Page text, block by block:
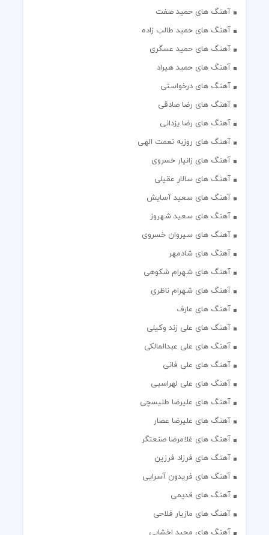
آهنگ های حمید صفت
آهنگ های حمید طالب زاده
آهنگ های حمید عسگری
آهنگ های حمید هیراد
آهنگ های درخواستی
آهنگ های رضا صادقی
آهنگ های رضا یزدانی
آهنگ های روزبه نعمت الهی
آهنگ های زانیار خسروی
آهنگ های سالار عقیلی
آهنگ های سعید آسایش
آهنگ های سعید شهروز
آهنگ های سیروان خسروی
آهنگ های شادمهر
آهنگ های شهرام شکوهی
آهنگ های شهرام ناظری
آهنگ های عارف
آهنگ های علی زند وکیلی
آهنگ های علی عبدالمالکی
آهنگ های علی فانی
آهنگ های علی لهراسبی
آهنگ های علیرضا طلیسچی
آهنگ های علیرضا عصار
آهنگ های غلامرضا صنعتگر
آهنگ های فرزاد فرزین
آهنگ های فریدون آسرایی
آهنگ های قدیمی
آهنگ های مازیار فلاحی
آهنگ های مجید اخشابی